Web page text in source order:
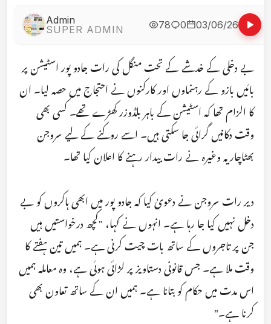
Admin
SUPER ADMIN
78 0 03/06/26
بے دخلی کے خدشے کے تحت منگل کی رات جادو پور اسٹیشن پر
بائیں بازو کے رہنماوں اور کارکنوں نے احتجاج میں حصہ لیا۔ ان
کا الزام تھا کہ اسٹیشن کے باہر بلڈوزر کھڑے تھے۔ کسی بھی
وقت دکانیں گرائی جا سکتی ہیں۔ اسے روکنے کے لیے سروجن
بھٹاچاریہ وغیرہ نے رات بیدار رہنے کا اعلان کیا تھا۔
دیر رات سروجن نے دعویٰ کیا کہ جادو پور میں ابھی ہاکروں کو بے
دخل نہیں کیا جا رہا ہے۔ انہوں نے کہا، "کچھ درخواستیں ہیں
جن پر تاجروں کے ساتھ بات چیت کرنی ہے۔ ہمیں تین ہفتے کا
وقت ملا ہے۔ جس قانونی دستاویز پر لڑائی ہوئی ہے، وہ معاملہ ہمیں
اس مدت میں حکام کو بتانا ہے۔ ہمیں ان کے ساتھ تعاون بھی
کرنا ہے۔"